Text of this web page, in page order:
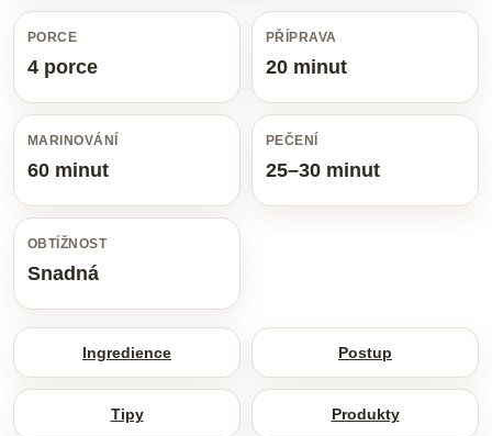
PORCE
4 porce
PŘÍPRAVA
20 minut
MARINOVÁNÍ
60 minut
PEČENÍ
25–30 minut
OBTÍŽNOST
Snadná
Ingredience Postup
Tipy Produkty